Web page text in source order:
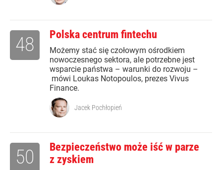
Polska centrum fintechu
Możemy stać się czołowym ośrodkiem
nowoczesnego sektora, ale potrzebne jest
wsparcie państwa – warunki do rozwoju –
mówi Loukas Notopoulos, prezes Vivus
Finance.
48
Jacek Pochłopień
Bezpieczeństwo może iść w parze
z zyskiem
50